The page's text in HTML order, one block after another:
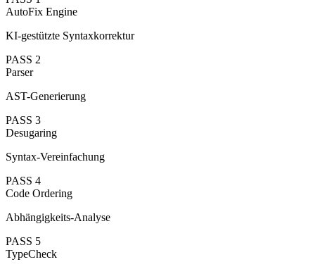
AutoFix Engine
KI-gestützte Syntaxkorrektur
PASS 2
Parser
AST-Generierung
PASS 3
Desugaring
Syntax-Vereinfachung
PASS 4
Code Ordering
Abhängigkeits-Analyse
PASS 5
TypeCheck